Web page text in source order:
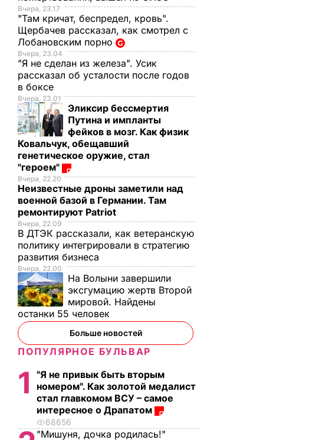
Вчера, 23.17
"Там кричат, беспредел, кровь".
Щербачев рассказал, как смотрел с
Лобановским порно
Вчера, 23.04
"Я не сделан из железа". Усик
рассказал об усталости после годов
в боксе
Вчера, 23.01
Эликсир бессмертия
Путина и импланты
фейков в мозг. Как физик
Ковальчук, обещавший
генетическое оружие, стал
"героем"
Вчера, 22.20
Неизвестные дроны заметили над
военной базой в Германии. Там
ремонтируют Patriot
Вчера, 22.09
В ДТЭК рассказали, как ветеранскую
политику интегрировали в стратегию
развития бизнеса
Вчера, 22.00
На Волыни завершили
эксгумацию жертв Второй
мировой. Найдены
останки 55 человек
Больше новостей
ПОПУЛЯРНОЕ БУЛЬВАР
1
"Я не привык быть вторым
номером". Как золотой медалист
стал главкомом ВСУ – самое
интересное о Драпатом
68656
"Мишуня, дочка родилась!"